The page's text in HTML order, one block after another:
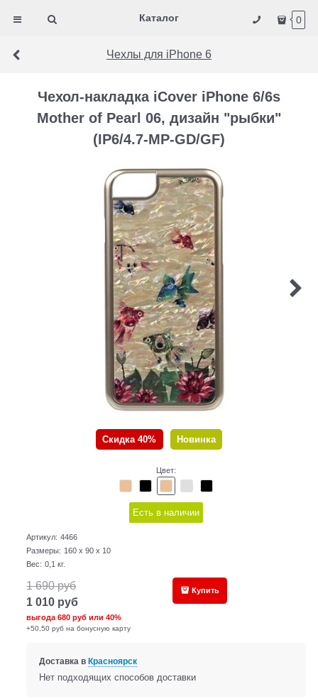
Каталог 0
Чехлы для iPhone 6
Чехол-накладка iCover iPhone 6/6s
Mother of Pearl 06, дизайн "рыбки"
(IP6/4.7-MP-GD/GF)
Скидка 40% Новинка
Цвет:
Есть в наличии
Артикул: 4466
Размеры: 160 x 90 x 10
Вес: 0,1 кг.
1 690 руб
1 010 руб
выгода680 руб или40%
+50,50 руб на бонусную карту
Купить
Доставка в Красноярск
Нет подходящих способов доставки